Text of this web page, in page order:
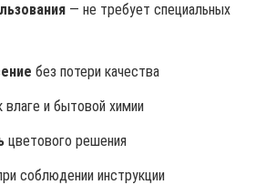
— не требует специальных
без потери качества
влаге и бытовой химии
цветового решения
соблюдении инструкции